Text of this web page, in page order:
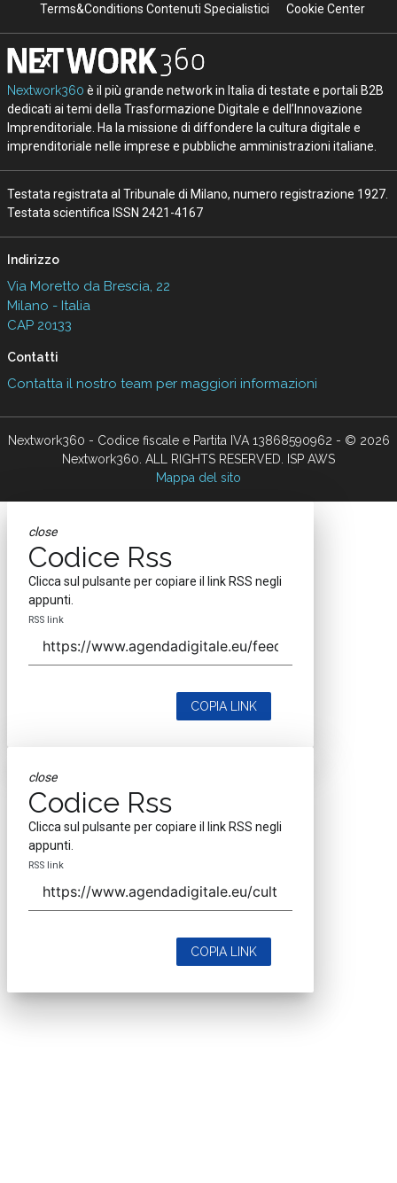
Terms&Conditions Contenuti Specialistici
Cookie Center
Nextwork360 è il più grande network in Italia di testate e portali B2B
dedicati ai temi della Trasformazione Digitale e dell’Innovazione
Imprenditoriale. Ha la missione di diffondere la cultura digitale e
imprenditoriale nelle imprese e pubbliche amministrazioni italiane.
Testata registrata al Tribunale di Milano, numero registrazione 1927.
Testata scientifica ISSN 2421-4167
Indirizzo
Via Moretto da Brescia, 22
Milano - Italia
CAP 20133
Contatti
Contatta il nostro team per maggiori informazioni
Nextwork360 - Codice fiscale e Partita IVA 13868590962 - © 2026
Nextwork360. ALL RIGHTS RESERVED. ISP AWS
Mappa del sito
close
Codice Rss
Clicca sul pulsante per copiare il link RSS negli
appunti.
RSS link
COPIA LINK
close
Codice Rss
Clicca sul pulsante per copiare il link RSS negli
appunti.
RSS link
COPIA LINK